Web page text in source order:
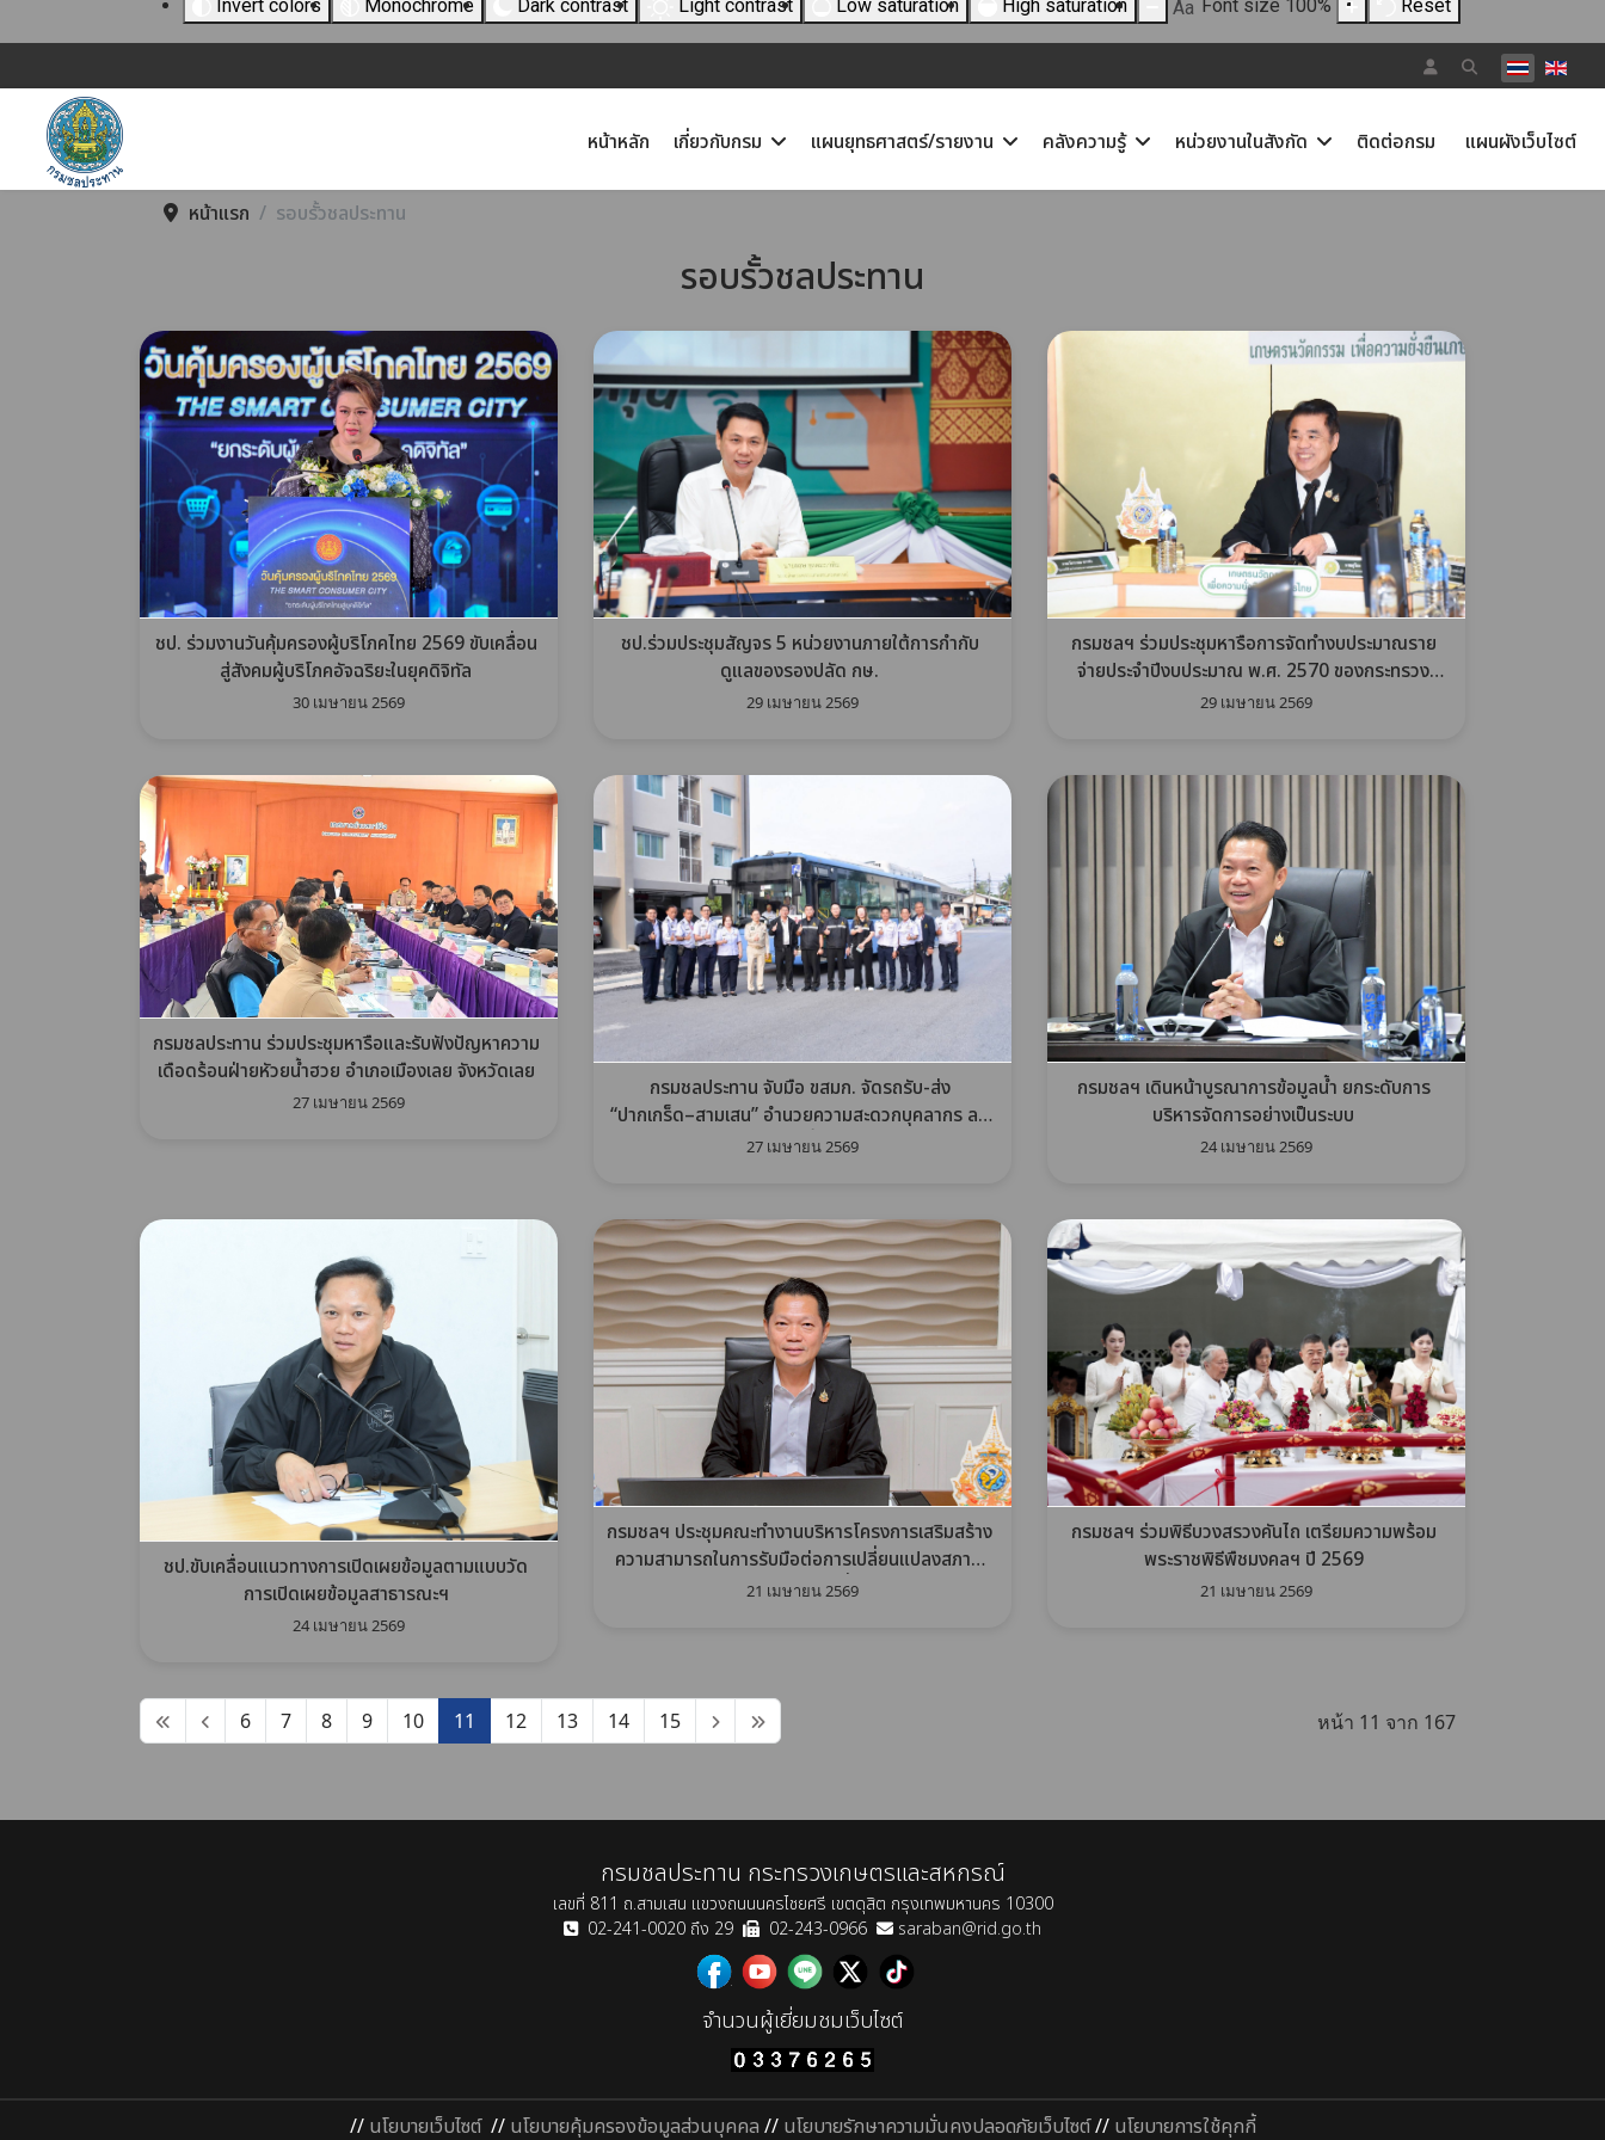
Invert colors Monochrome Dark contrast Light contrast Low saturation High saturation Aa Font size 100% Reset
เลือกภาษาข
หน้าหลัก เกี่ยวกับกรม แผนยุทธศาสตร์/รายงาน คลังความรู้ หน่วยงานในสังกัด ติดต่อกรม แผนผังเว็บไซต์
หน้าแรก รอบรั้วชลประทาน
รอบรั้วชลประทาน
ชป. ร่วมงานวันคุ้มครองผู้บริโภคไทย 2569 ขับเคลื่อน
สู่สังคมผู้บริโภคอัจฉริยะในยุคดิจิทัล
30 เมษายน 2569
ชป.ร่วมประชุมสัญจร 5 หน่วยงานภายใต้การกำกับ
ดูแลของรองปลัด กษ.
29 เมษายน 2569
กรมชลฯ ร่วมประชุมหารือการจัดทำงบประมาณราย
จ่ายประจำปีงบประมาณ พ.ศ. 2570 ของกระทรวง
เกษตรและสหกรณ์ ร่วมกับสำนักงบประมาณ
29 เมษายน 2569
กรมชลประทาน ร่วมประชุมหารือและรับฟังปัญหาความ
เดือดร้อนฝ่ายหัวยน้ำฮวย อำเภอเมืองเลย จังหวัดเลย
27 เมษายน 2569
กรมชลประทาน จับมือ ขสมก. จัดรถรับ-ส่ง
“ปากเกร็ด–สามเสน” อำนวยความสะดวกบุคลากร ลด
ภาระค่าน้ำมัน
27 เมษายน 2569
กรมชลฯ เดินหน้าบูรณาการข้อมูลน้ำ ยกระดับการ
บริหารจัดการอย่างเป็นระบบ
24 เมษายน 2569
ชป.ขับเคลื่อนแนวทางการเปิดเผยข้อมูลตามแบบวัด
การเปิดเผยข้อมูลสาธารณะฯ
24 เมษายน 2569
กรมชลฯ ประชุมคณะทำงานบริหารโครงการเสริมสร้าง
ความสามารถในการรับมือต่อการเปลี่ยนแปลงสภาพ
ภูมิอากาศฯ ครั้งที่ 29
21 เมษายน 2569
กรมชลฯ ร่วมพิธีบวงสรวงคันไถ เตรียมความพร้อม
พระราชพิธีพืชมงคลฯ ปี 2569
21 เมษายน 2569
หน้า 11 จาก 167
6 7 8 9 10 11 12 13 14 15
กรมชลประทาน กระทรวงเกษตรและสหกรณ์
เลขที่ 811 ถ.สามเสน แขวงถนนนครไชยศรี เขตดุสิต กรุงเทพมหานคร 10300
02-241-0020 ถึง 29
02-243-0966 saraban@rid.go.th
จำนวนผู้เยี่ยมชมเว็บไซต์
// นโยบายเว็บไซต์ // นโยบายคุ้มครองข้อมูลส่วนบุคคล // นโยบายรักษาความมั่นคงปลอดภัยเว็บไซต์// นโยบายการใช้คุกกี้